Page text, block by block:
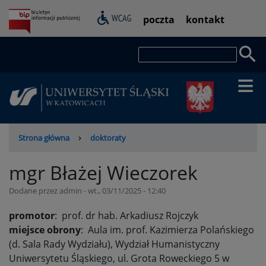
Przejdź
do
treści
Pasek
dostępności
poczta kontakt
Ścieżka
Strona główna doktoraty
mgr Błażej Wieczorek
Dodane przez admin -wt., 03/11/2025 - 12:40
promotor: prof. dr hab. Arkadiusz Rojczyk
miejsce obrony: Aula im. prof. Kazimierza Polańskiego
(d. Sala Rady Wydziału), Wydział Humanistyczny
Uniwersytetu Śląskiego, ul. Grota Roweckiego 5 w